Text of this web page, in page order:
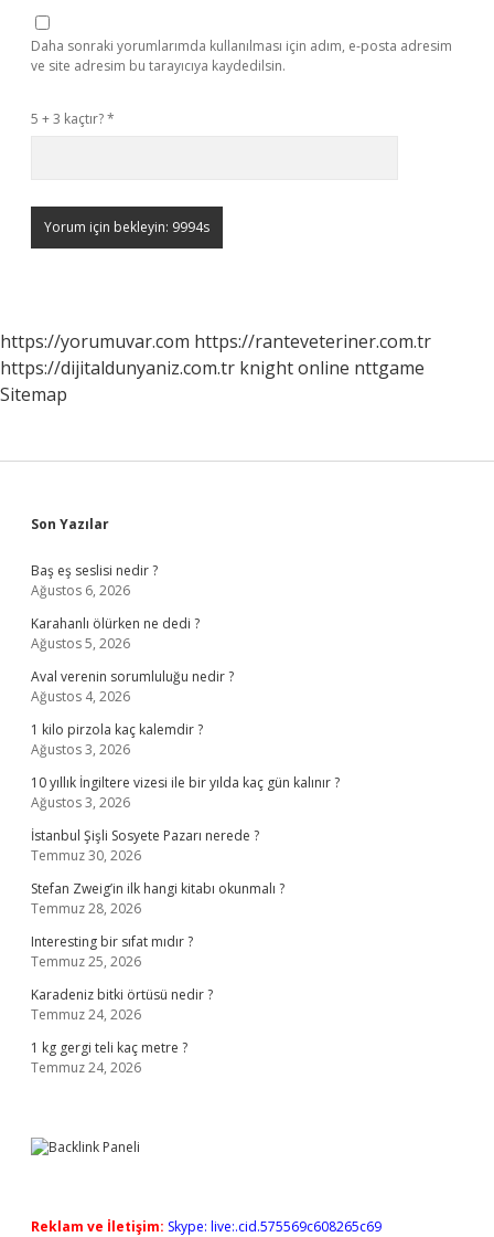
Daha sonraki yorumlarımda kullanılması için adım, e-posta adresim
ve site adresim bu tarayıcıya kaydedilsin.
5 + 3 kaçtır?*
https://yorumuvar.com https://ranteveteriner.com.tr
https://dijitaldunyaniz.com.tr knight online nttgame
Sitemap
Sidebar
Son Yazılar
Baş eş seslisi nedir ?
Ağustos 6, 2026
Karahanlı ölürken ne dedi ?
Ağustos 5, 2026
Aval verenin sorumluluğu nedir ?
Ağustos 4, 2026
1 kilo pirzola kaç kalemdir ?
Ağustos 3, 2026
10 yıllık İngiltere vizesi ile bir yılda kaç gün kalınır ?
Ağustos 3, 2026
İstanbul Şişli Sosyete Pazarı nerede ?
Temmuz 30, 2026
Stefan Zweig’in ilk hangi kitabı okunmalı ?
Temmuz 28, 2026
Interesting bir sıfat mıdır ?
Temmuz 25, 2026
Karadeniz bitki örtüsü nedir ?
Temmuz 24, 2026
1 kg gergi teli kaç metre ?
Temmuz 24, 2026
Reklam ve İletişim: Skype: live:.cid.575569c608265c69